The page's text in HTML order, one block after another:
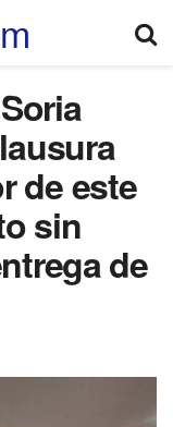
de este
sin
de